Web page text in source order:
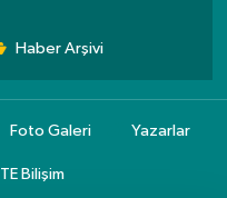
Haber Arşivi
Foto Galeri Yazarlar
TE Bilişim